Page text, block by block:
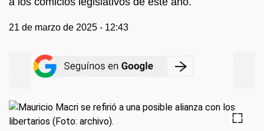
21 de marzo de 2025 - 12:43